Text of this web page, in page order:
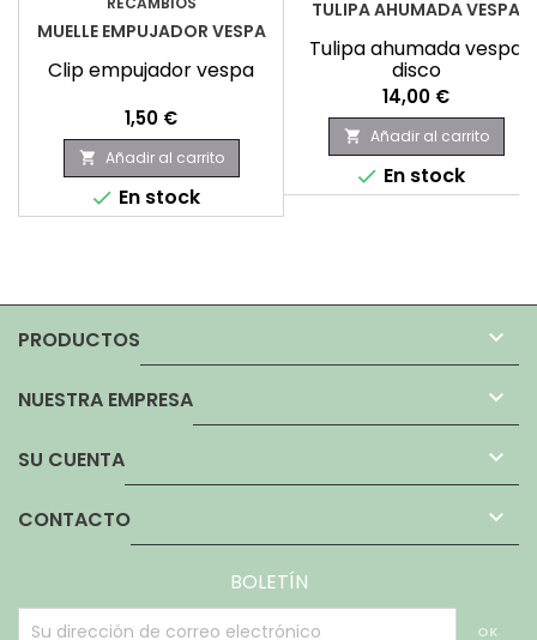
MUELLE EMPUJADOR VESPA
Clip empujador vespa
Precio
1,50 €
 Añadir al carrito
 En stock
TULIPA AHUMADA VESPA
Tulipa ahumada vespa
disco
Precio
14,00 €
 Añadir al carrito
 En stock
PRODUCTOS 
NUESTRA EMPRESA 
SU CUENTA 
CONTACTO 
BOLETÍN